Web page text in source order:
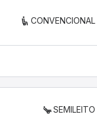
CONVENCIONAL
SEMILEITO